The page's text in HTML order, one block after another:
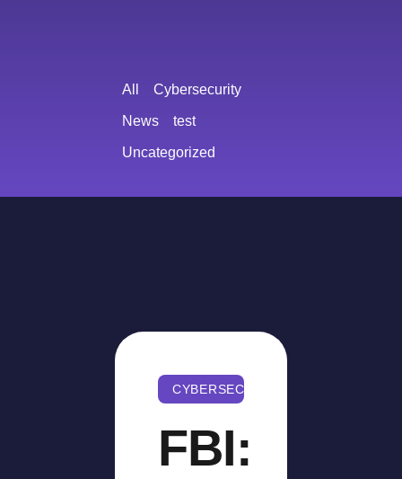
Cybersecurity
News test
Uncategorized
All
CYBERSECURITY
FBI: